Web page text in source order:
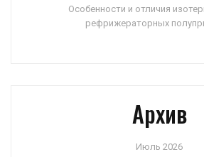
Особенности и отличия
рефрижераторных
Архив
Июль 2026